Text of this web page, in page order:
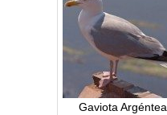
Gaviota Argéntea